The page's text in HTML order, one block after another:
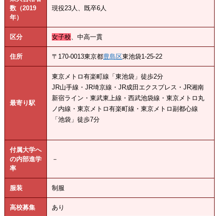
数（2019
年）
現役23人、既卒6人
区分 女子校、中高一貫
住所 〒170-0013東京都豊島区東池袋1-25-22
最寄り駅
東京メトロ有楽町線「東池袋」徒歩2分
JR山手線・JR埼京線・JR成田エクスプレス・JR湘南
新宿ライン・東武東上線・西武池袋線・東京メトロ丸
ノ内線・東京メトロ有楽町線・東京メトロ副都心線
「池袋」徒歩7分
付属大学へ
の内部進学
率
－
服装 制服
高校募集 あり